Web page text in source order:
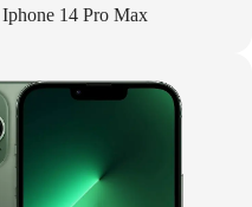
14 Pro Max